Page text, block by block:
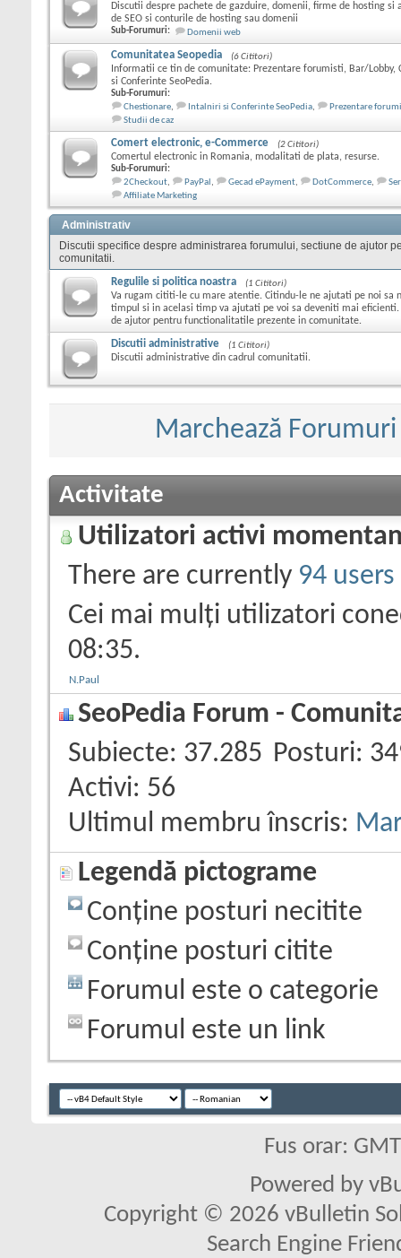
Discutii despre pachete de gazduire, domenii, firme de hosting si
de SEO si conturile de hosting sau domenii
Sub-Forumuri: Domenii web
Comunitatea Seopedia (6 Cititori)
Informatii ce tin de comunitate: Prezentare forumisti, Bar/Lobby,
si Conferinte SeoPedia.
Sub-Forumuri:
Chestionare, Intalniri si Conferinte SeoPedia,
Prezentare
Studii de caz
Comert electronic, e-Commerce (2 Cititori)
Comertul electronic in Romania, modalitati de plata, resurse.
Sub-Forumuri:
2Checkout, PayPal , Gecad ePayment, DotCommerce,
Affiliate Marketing
Administrativ
Discutii specifice despre administrarea forumului, sectiune de ajutor
comunitatii.
Regulile si politica noastra (1 Cititori)
Va rugam cititi-le cu mare atentie. Citindu-le ne ajutati pe noi sa
timpul si in acelasi timp va ajutati pe voi sa deveniti mai eficienti.
de ajutor pentru functionalitatile prezente in comunitate.
Discutii administrative (1 Cititori)
Discutii administrative din cadrul comunitatii.
Marchează
Activitate
Utilizatori activi
There are currently 94
Cei mai mulți utilizatori
08:35.
N.Paul
SeoPedia Forum -
Subiecte 37.285 Posturi
Activi 56
Ultimul membru înscris:
Legendă pictograme
Conține posturi necitite
Conține posturi citite
Forumul este o categorie
Forumul este un link
Fus orar:
Powered by
Copyright © 2026 vBulletin
Search Engine